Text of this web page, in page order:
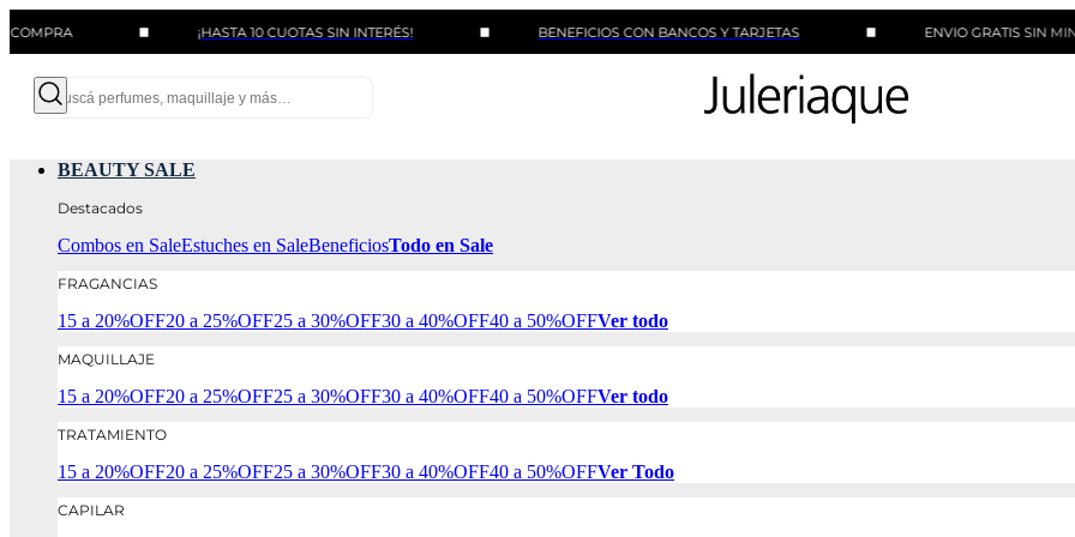
¡HASTA 10 CUOTAS SIN INTERÉS! BENEFICIOS CON BANCOS Y TARJETAS ENVIO GRATIS SIN MINIMO DE
BEAUTY SALE
Destacados
Combos en SaleEstuches en SaleBeneficiosTodo en Sale
FRAGANCIAS
15 a 20%OFF20 a 25%OFF25 a 30%OFF30 a 40%OFF40 a 50%OFFVer todo
MAQUILLAJE
15 a 20%OFF20 a 25%OFF25 a 30%OFF30 a 40%OFF40 a 50%OFFVer todo
TRATAMIENTO
15 a 20%OFF20 a 25%OFF25 a 30%OFF30 a 40%OFF40 a 50%OFFVer Todo
CAPILAR